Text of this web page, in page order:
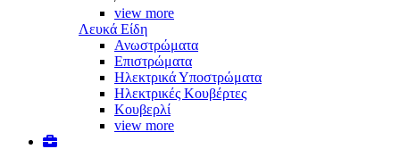
view more
Λευκά Είδη
Ανωστρώματα
Επιστρώματα
Ηλεκτρικά Υποστρώματα
Ηλεκτρικές Κουβέρτες
Κουβερλί
view more